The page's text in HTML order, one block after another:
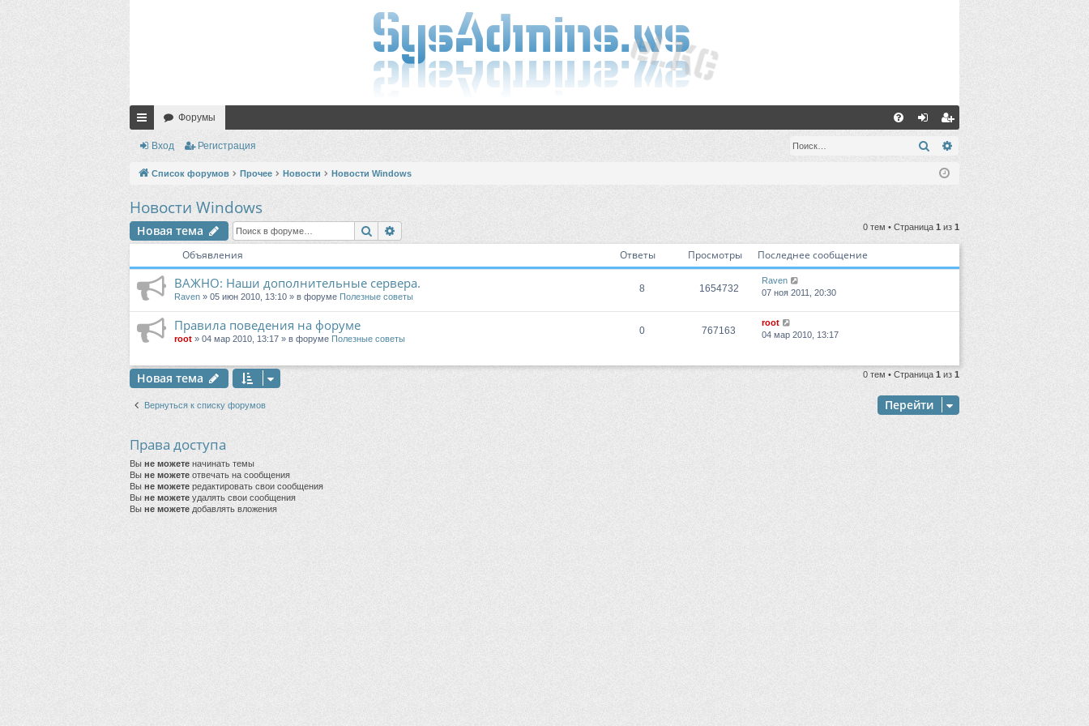
С
с
ы
и
Форумы
хо ег
ис
Вход Регистрация Поиск
Список форумов Прочее Новости Новости Windows
Новости Windows
Новая тема Поиск 0 тем • Страница 1 из 1
Объявления Ответы Просмотры Последнее сообщение
ВАЖНО: Наши дополнительные сервера.
Raven » 05 июн 2010, 13:10 » в форуме Полезные советы
8 1654732
Raven
07 ноя 2011, 20:30
Правила поведения на форуме
root » 04 мар 2010, 13:17 » в форуме Полезные советы
0 767163
root
04 мар 2010, 13:17
Новая тема 0 тем • Страница 1 из 1
Вернуться к списку форумов Перейти
Права доступа
Вы не можете начинать темы
Вы не можете отвечать на сообщения
Вы не можете редактировать свои сообщения
Вы не можете удалять свои сообщения
Вы не можете добавлять вложения